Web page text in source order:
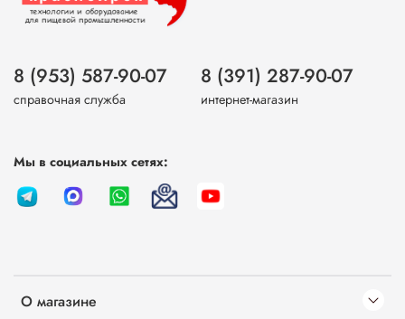
О магазине
8 (953) 587-90-07
справочная служба
8 (391) 287-90-07
интернет-магазин
Мы в социальных сетях: